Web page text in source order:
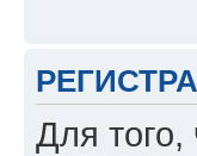
Для